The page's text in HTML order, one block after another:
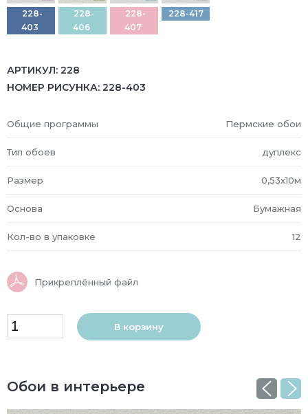
228-
403
228-
406
228-
407
228-417
АРТИКУЛ: 228
НОМЕР РИСУНКА: 228-403
Общие программы Пермские обои
Тип обоев дуплекс
Размер 0,53x10м
Основа Бумажная
Кол-во в упаковке 12
Прикреплённый файл
В корзину
Обои в интерьере